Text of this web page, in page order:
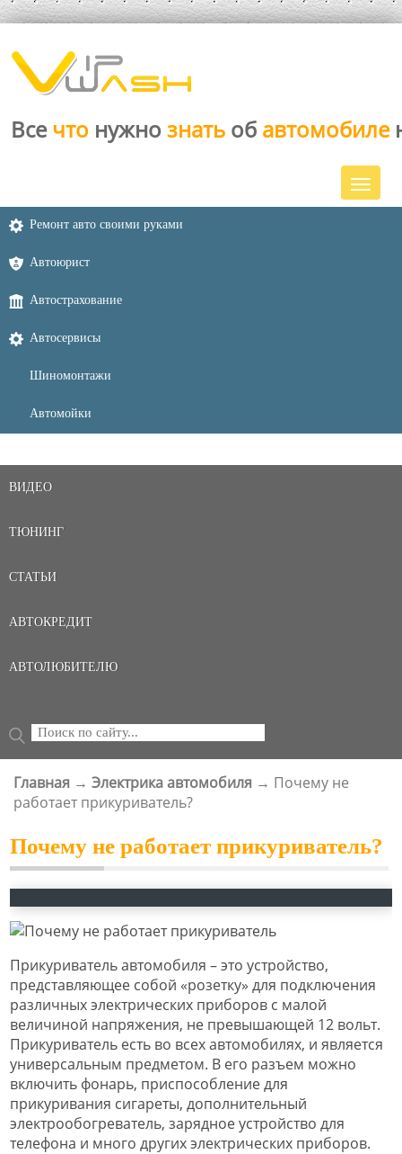
Все что нужно знать об автомобиле
Ремонт авто своими руками
Автоюрист
Автострахование
Автосервисы
Шиномонтажи
Автомойки
ВИДЕО
ТЮНИНГ
СТАТЬИ
АВТОКРЕДИТ
АВТОЛЮБИТЕЛЮ
ФОРМА ПОИСКА
Поиск
ВЫ ЗДЕСЬ
Главная → Электрика автомобиля → Почему не
работает прикуриватель?
Почему не работает прикуриватель?
Прикуриватель автомобиля – это устройство,
представляющее собой «розетку» для подключения
различных электрических приборов с малой
величиной напряжения, не превышающей 12 вольт.
Прикуриватель есть во всех автомобилях, и является
универсальным предметом. В его разъем можно
включить фонарь, приспособление для
прикуривания сигареты, дополнительный
электрообогреватель, зарядное устройство для
телефона и много других электрических приборов.